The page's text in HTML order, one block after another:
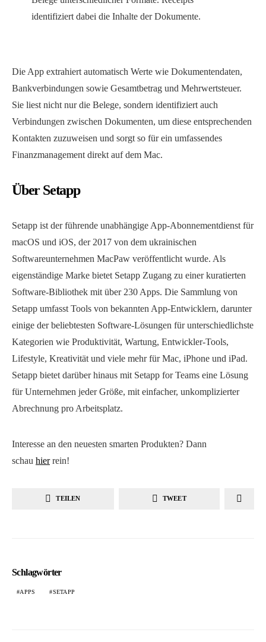
identifiziert dabei die Inhalte der Dokumente.
Die App extrahiert automatisch Werte wie Dokumentendaten,
Bankverbindungen sowie Gesamtbetrag und Mehrwertsteuer.
Sie liest nicht nur die Belege, sondern identifiziert auch
Verbindungen zwischen Dokumenten, um diese entsprechenden
Kontakten zuzuweisen und sorgt so für ein umfassendes
Finanzmanagement direkt auf dem Mac.
Über Setapp
Setapp ist der führende unabhängige App-Abonnementdienst für
macOS und iOS, der 2017 von dem ukrainischen
Softwareunternehmen MacPaw veröffentlicht wurde. Als
eigenständige Marke bietet Setapp Zugang zu einer kuratierten
Software-Bibliothek mit über 230 Apps. Die Sammlung von
Setapp umfasst Tools von bekannten App-Entwicklern, darunter
einige der beliebtesten Software-Lösungen für unterschiedlichste
Kategorien wie Produktivität, Wartung, Entwickler-Tools,
Lifestyle, Kreativität und viele mehr für Mac, iPhone und iPad.
Setapp bietet darüber hinaus mit Setapp for Teams eine Lösung
für Unternehmen jeder Größe, mit einfacher, unkomplizierter
Abrechnung pro Arbeitsplatz.
Interesse an den neuesten smarten Produkten? Dann
schau hierrein!
TEILEN TWEET
Schlagwörter
APPS SETAPP